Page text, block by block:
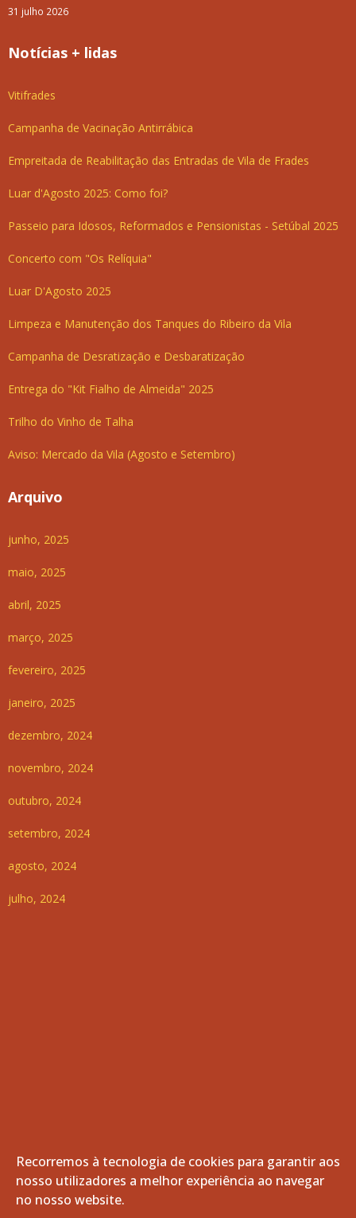
31 julho 2026
Notícias + lidas
Vitifrades
Campanha de Vacinação Antirrábica
Empreitada de Reabilitação das Entradas de Vila de Frades
Luar d'Agosto 2025: Como foi?
Passeio para Idosos, Reformados e Pensionistas - Setúbal 2025
Concerto com "Os Relíquia"
Luar D'Agosto 2025
Limpeza e Manutenção dos Tanques do Ribeiro da Vila
Campanha de Desratização e Desbaratização
Entrega do "Kit Fialho de Almeida" 2025
Trilho do Vinho de Talha
Aviso: Mercado da Vila (Agosto e Setembro)
Arquivo
junho, 2025
maio, 2025
abril, 2025
março, 2025
fevereiro, 2025
janeiro, 2025
dezembro, 2024
novembro, 2024
outubro, 2024
setembro, 2024
agosto, 2024
julho, 2024
© 2026 Freguesia de Vila de Frades. Todos os direitos
reservados.
Recorremos à tecnologia de cookies para garantir aos
nosso utilizadores a melhor experiência ao navegar
no nosso website.